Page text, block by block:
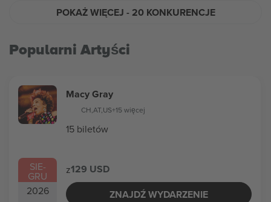
POKAŻ WIĘCEJ - 20 KONKURENCJE
Popularni Artyści
SIE-
GRU
2026
Macy Gray
CH,AT,US+15 więcej
15 biletów
z129 USD
ZNAJDŹ WYDARZENIE